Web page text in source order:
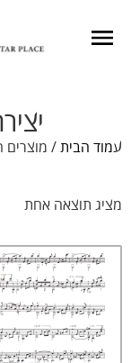
עמוד הבית / מוצרים
מציג תוצאה אחת